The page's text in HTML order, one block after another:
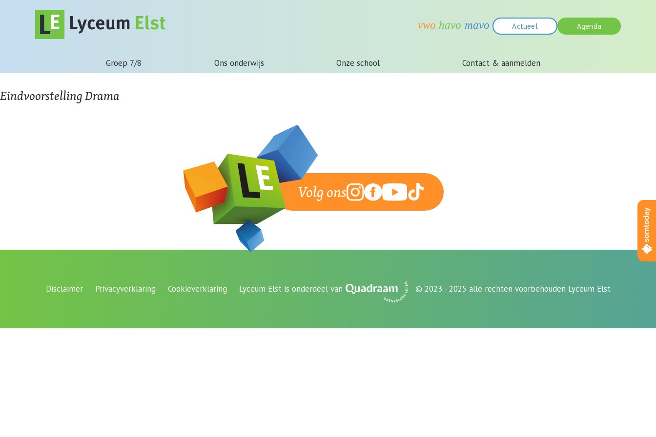
Actueel Agenda
Groep 7/8 Ons onderwijs Onze school Contact & aanmelden
Eindvoorstelling Drama
Volg ons
Disclaimer Privacyverklaring Cookieverklaring Lyceum Elst is onderdeel van © 2023 - 2025 alle rechten voorbehouden Lyceum Elst